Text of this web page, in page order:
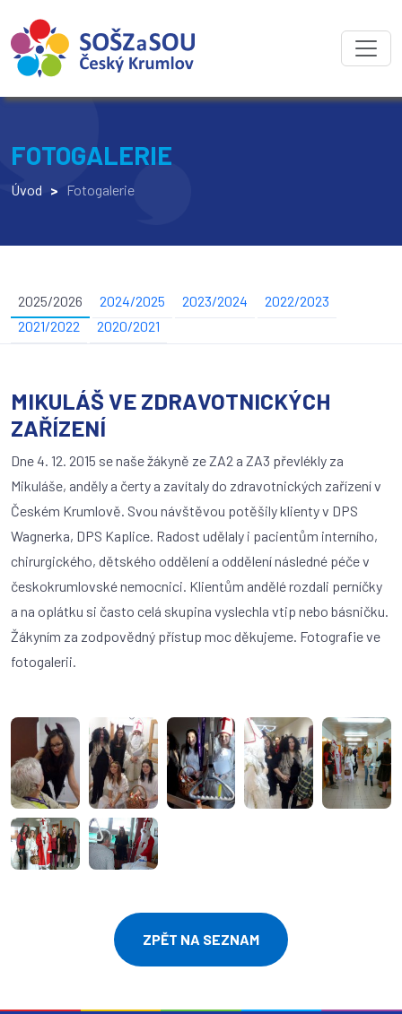
FOTOGALERIE
Úvod > Fotogalerie
2025/2026 2024/2025 2023/2024
2022/2023
2021/2022
2020/2021
MIKULÁŠ VE ZDRAVOTNICKÝCH
ZAŘÍZENÍ
Dne 4. 12. 2015 se naše žákyně ze ZA2 a ZA3 převlékly za
Mikuláše, anděly a čerty a zavítaly do zdravotnických zařízení v
Českém Krumlově. Svou návštěvou potěšily klienty v DPS
Wagnerka, DPS Kaplice. Radost udělaly i pacientům interního,
chirurgického, dětského oddělení a oddělení následné péče v
českokrumlovské nemocnici. Klientům andělé rozdali perníčky
a na oplátku si často celá skupina vyslechla vtip nebo básničku.
Žákyním za zodpovědný přístup moc děkujeme. Fotografie ve
fotogalerii.
ZPĚT NA SEZNAM